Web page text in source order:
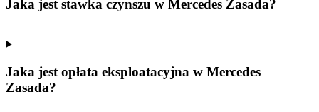
Jaka jest stawka czynszu w Mercedes Zasada?
+−
Jaka jest opłata eksploatacyjna w Mercedes
Zasada?